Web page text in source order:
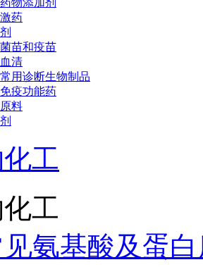
物添加剂
药
苗和疫苗
清
用诊断生物制品
疫功能药
料
工
工
氨基酸及蛋